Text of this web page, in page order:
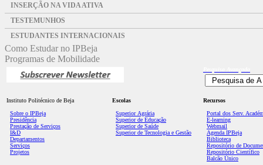
INSERÇÃO NA VIDA ATIVA
TESTEMUNHOS
ESTUDANTES INTERNACIONAIS
Como Estudar no IPBeja
Programas de Mobilidade
Instituto Politécnico de Beja
Sobre o IPBeja
Presidência
Prestação de Serviços
I&D
Departamentos
Serviços
Projetos
Escolas
Superior Agrária
Superior de Educação
Superior de Saúde
Superior de Tecnologia e Gestão
Recursos
Portal dos Serv.
E-learning
Webmail
Agenda IPBeja
Biblioteca
Repositório de
Repositório Científico
Balcão Único